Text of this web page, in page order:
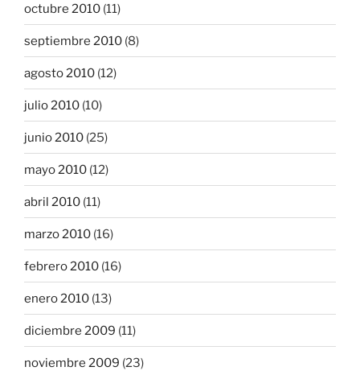
octubre 2010 (11)
septiembre 2010 (8)
agosto 2010 (12)
julio 2010 (10)
junio 2010 (25)
mayo 2010 (12)
abril 2010 (11)
marzo 2010 (16)
febrero 2010 (16)
enero 2010 (13)
diciembre 2009 (11)
noviembre 2009 (23)